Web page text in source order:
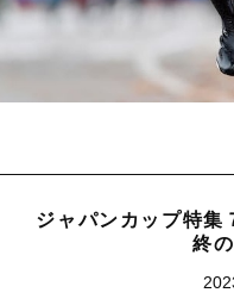
ジャパンカップ特集
終